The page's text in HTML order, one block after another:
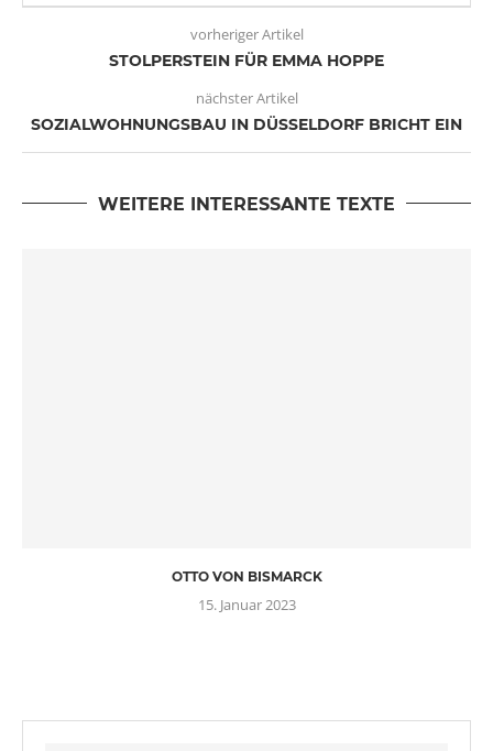
vorheriger Artikel
STOLPERSTEIN FÜR EMMA HOPPE
nächster Artikel
SOZIALWOHNUNGSBAU IN DÜSSELDORF BRICHT EIN
WEITERE INTERESSANTE TEXTE
OTTO VON BISMARCK
15. Januar 2023